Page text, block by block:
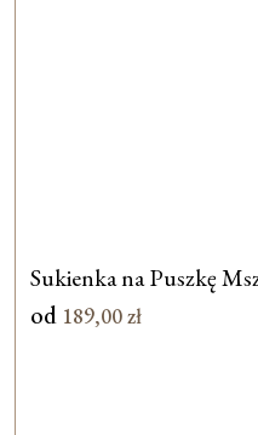
Sukienka na Puszkę
od 189,00zł